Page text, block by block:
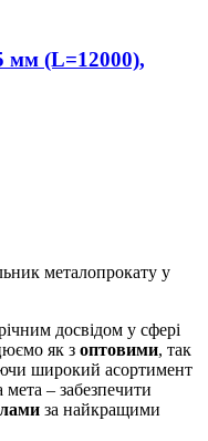
мм (L=12000),
металопрокату у
досвідом у сфері
як з оптовими, так
широкий асортимент
– забезпечити
за найкращими